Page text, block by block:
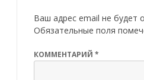
Ваш адрес email не будет
Обязательные поля
КОММЕНТАРИЙ *